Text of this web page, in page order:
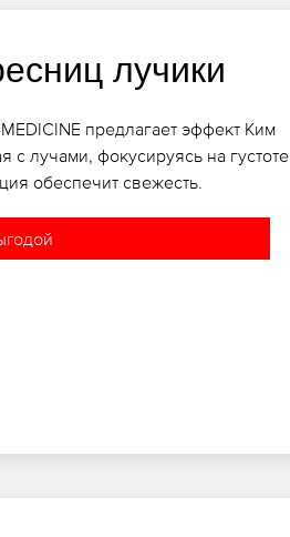
лучики
предлагает эффект Ким
лучами, фокусируясь на густоте
обеспечит свежесть.